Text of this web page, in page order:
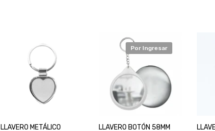
LLAVERO METÁLICO
Por Ingresar
LLAVERO BOTÓN 58MM